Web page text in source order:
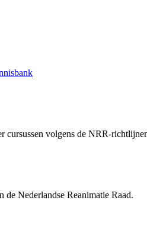
cursussen volgens de NRR-
de Nederlandse Reanimatie Raad.